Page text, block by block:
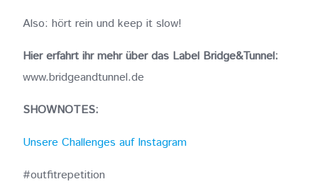
Also: hört rein und keep it slow!
Hier erfahrt ihr mehr über das Label Bridge&Tunnel:
www.bridgeandtunnel.de
SHOWNOTES:
Unsere Challenges auf Instagram
#outfitrepetition